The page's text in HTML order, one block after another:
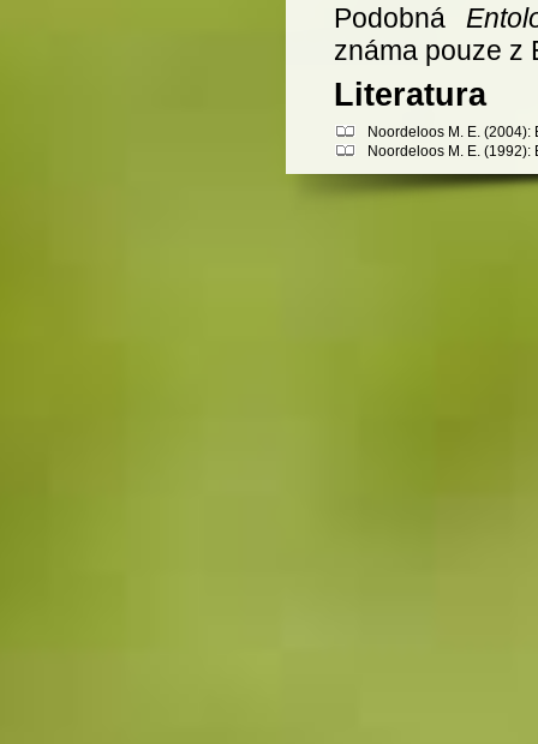
Podobná
známa pouze z
Literatura
Noordeloos M. E.
Noordeloos M. E.